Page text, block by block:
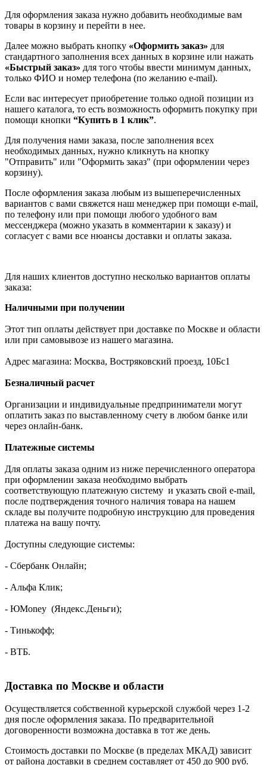
Для оформления заказа нужно добавить необходимые вам
товары в корзину и перейти в нее.
Далее можно выбрать кнопку «Оформить заказ» для
стандартного заполнения всех данных в корзине или нажать
«Быстрый заказ» для того чтобы ввести минимум данных,
только ФИО и номер телефона (по желанию e-mail).
Если вас интересует приобретение только одной позиции из
нашего каталога, то есть возможность оформить покупку при
помощи кнопки “Купить в 1 клик”.
Для получения нами заказа, после заполнения всех
необходимых данных, нужно кликнуть на кнопку
"Отправить" или "Оформить заказ" (при оформлении через
корзину).
После оформления заказа любым из вышеперечисленных
вариантов с вами свяжется наш менеджер при помощи e-mail,
по телефону или при помощи любого удобного вам
мессенджера (можно указать в комментарии к заказу) и
согласует с вами все нюансы доставки и оплаты заказа.
Для наших клиентов доступно несколько вариантов оплаты
заказа:
Наличными при получении
Этот тип оплаты действует при доставке по Москве и области
или при самовывозе из нашего магазина.
Адрес магазина: Москва, Востряковский проезд, 10Бс1
Безналичный расчет
Организации и индивидуальные предприниматели могут
оплатить заказ по выставленному счету в любом банке или
через онлайн-банк.
Платежные системы
Для оплаты заказа одним из ниже перечисленного оператора
при оформлении заказа необходимо выбрать
соответствующую платежную систему и указать свой e-mail,
после подтверждения точного наличия товара на нашем
складе вы получите подробную инструкцию для проведения
платежа на вашу почту.
Доступны следующие системы:
- Сбербанк Онлайн;
- Альфа Клик;
- ЮMoney (Яндекс.Деньги);
- Тинькофф;
- ВТБ.
Доставка по Москве и области
Осуществляется собственной курьерской службой через 1-2
дня после оформления заказа. По предварительной
договоренности возможна доставка в тот же день.
Стоимость доставки по Москве (в пределах МКАД) зависит
от района доставки в среднем составляет от 450 до 900 руб.